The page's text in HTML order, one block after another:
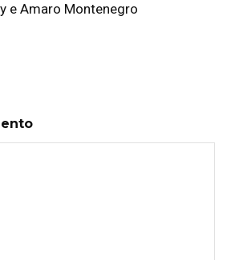
e Amaro Montenegro